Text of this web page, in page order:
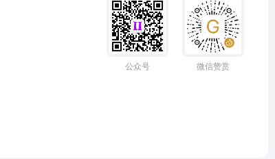
公众号 微信赞赏